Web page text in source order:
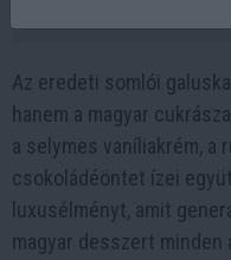
Az eredeti somlói
hanem a magyar
a selymes vaníliakrém, a
csokoládéöntet ízei
luxusélményt, amit
magyar desszert minden